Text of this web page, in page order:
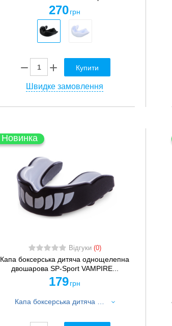
270 грн
Купити
Швидке замовлення
Новинка
Відгуки (0)
Капа боксерська дитяча однощелепна
двошарова SP-Sport VAMPIRE...
179 грн